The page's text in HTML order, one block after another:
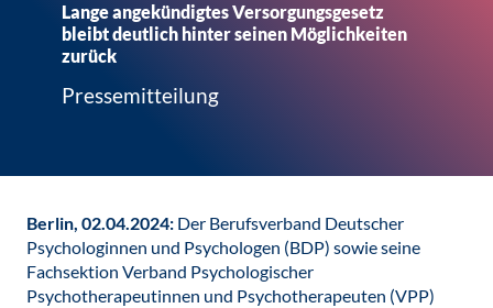
Lange angekündigtes Versorgungsgesetz
bleibt deutlich hinter seinen Möglichkeiten
zurück
Pressemitteilung
Berlin, 02.04.2024: Der Berufsverband Deutscher
Psychologinnen und Psychologen (BDP) sowie seine
Fachsektion Verband Psychologischer
Psychotherapeutinnen und Psychotherapeuten (VPP)